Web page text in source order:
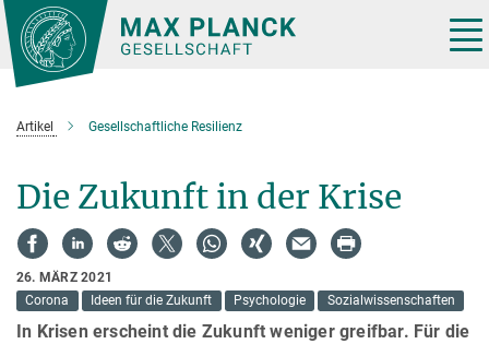
Hauptinhalt
Artikel Gesellschaftliche Resilienz
Die Zukunft in der Krise
26. MÄRZ 2021
Corona
Ideen für die Zukunft Psychologie Sozialwissenschaften
In Krisen erscheint die Zukunft weniger greifbar. Für die